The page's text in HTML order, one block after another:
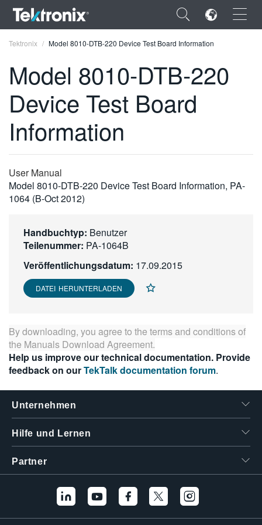
×
ENGLISH
FRANÇAIS
VIỆT NAM
简体中文
日本語
한국어
Tektronix Model 8010-DTB-220 Device Test Board Information
Model 8010-DTB-220
Device Test Board
Information
User Manual
Model 8010-DTB-220 Device Test Board Information, PA-
1064 (B-Oct 2012)
Handbuchtyp: Benutzer
Teilenummer: PA-1064B
Veröffentlichungsdatum: 17.09.2015
DATEI HERUNTERLADEN
By downloading, you agree to the terms and conditions of
the Manuals Download Agreement.
Help us improve our technical documentation. Provide
feedback on ourTekTalk documentation forum.
Unternehmen
Hilfe und Lernen
Partner